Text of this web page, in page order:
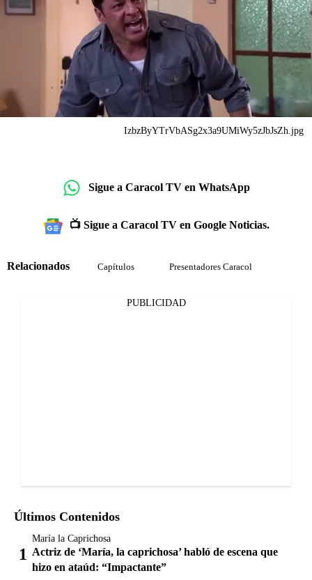
IzbzByYTrVbASg2x3a9UMiWy5zJbJsZh.jpg
Sigue a Caracol TV en WhatsApp
📺 Sigue a Caracol TV en Google Noticias.
Relacionados Capítulos Presentadores Caracol
PUBLICIDAD
Últimos Contenidos
María la Caprichosa
Actriz de ‘María, la caprichosa’ habló de escena que
hizo en ataúd: “Impactante”